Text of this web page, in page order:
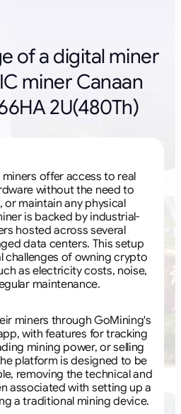
of a digital miner
miner Canaan
2U(480Th)
offer access to real
without the need to
or maintain any physical
is backed by industrial-
hosted across several
data centers. This setup
challenges of owning crypto
as electricity costs, noise,
maintenance.
miners through GoMining's
with features for tracking
mining power, or selling
platform is designed to be
removing the technical and
associated with setting up a
a traditional mining device.